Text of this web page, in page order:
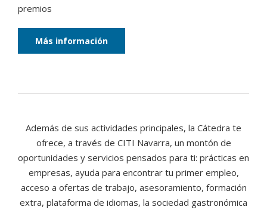
premios
Más información
Además de sus actividades principales, la Cátedra te
ofrece, a través de CITI Navarra, un montón de
oportunidades y servicios pensados para ti: prácticas en
empresas, ayuda para encontrar tu primer empleo,
acceso a ofertas de trabajo, asesoramiento, formación
extra, plataforma de idiomas, la sociedad gastronómica